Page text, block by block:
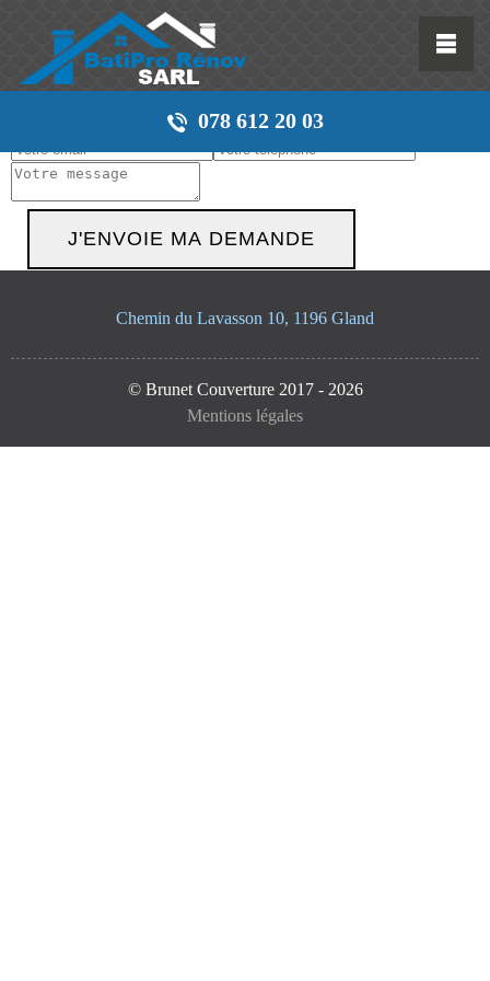
078 612 20 03
Demandez votre devis
gratuitement
Chemin du Lavasson 10, 1196 Gland
© Brunet Couverture 2017 - 2026
Mentions légales